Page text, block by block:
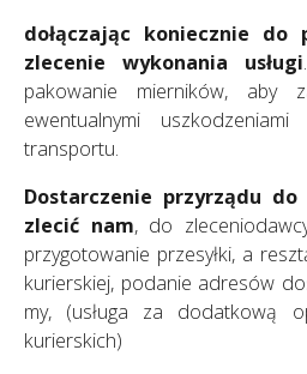
dołączając koniecznie do
zlecenie wykonania usługi
pakowanie mierników, aby
ewentualnymi
transportu.
Dostarczenie przyrządu
zlecić nam, do
przygotowanie przesyłki, a
kurierskiej, podanie adresów
my, (usługa za dodatkową
kurierskich)